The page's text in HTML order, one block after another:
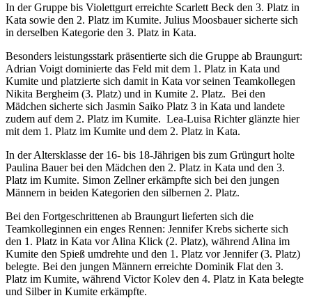
In der Gruppe bis Violettgurt erreichte Scarlett Beck den 3. Platz in
Kata sowie den 2. Platz im Kumite. Julius Moosbauer sicherte sich
in derselben Kategorie den 3. Platz in Kata.
Besonders leistungsstark präsentierte sich die Gruppe ab Braungurt:
Adrian Voigt dominierte das Feld mit dem 1. Platz in Kata und
Kumite und platzierte sich damit in Kata vor seinen Teamkollegen
Nikita Bergheim (3. Platz) und in Kumite 2. Platz. Bei den
Mädchen sicherte sich Jasmin Saiko Platz 3 in Kata und landete
zudem auf dem 2. Platz im Kumite. Lea-Luisa Richter glänzte hier
mit dem 1. Platz im Kumite und dem 2. Platz in Kata.
In der Altersklasse der 16- bis 18-Jährigen bis zum Grüngurt holte
Paulina Bauer bei den Mädchen den 2. Platz in Kata und den 3.
Platz im Kumite. Simon Zellner erkämpfte sich bei den jungen
Männern in beiden Kategorien den silbernen 2. Platz.
Bei den Fortgeschrittenen ab Braungurt lieferten sich die
Teamkolleginnen ein enges Rennen: Jennifer Krebs sicherte sich
den 1. Platz in Kata vor Alina Klick (2. Platz), während Alina im
Kumite den Spieß umdrehte und den 1. Platz vor Jennifer (3. Platz)
belegte. Bei den jungen Männern erreichte Dominik Flat den 3.
Platz im Kumite, während Victor Kolev den 4. Platz in Kata belegte
und Silber in Kumite erkämpfte.